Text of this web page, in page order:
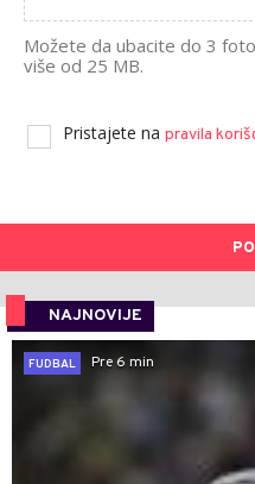
Možete da ubacite do 3
više od 25 MB.
Pristajete na pravila
NAJNOVIJE
FUDBAL
Pre 6 min